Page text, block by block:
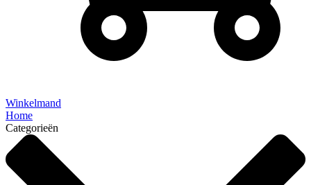
Winkelmand
Home
Categorieën